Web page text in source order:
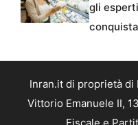
gli
Inran.it di proprietà di
Vittorio Emanuele II,